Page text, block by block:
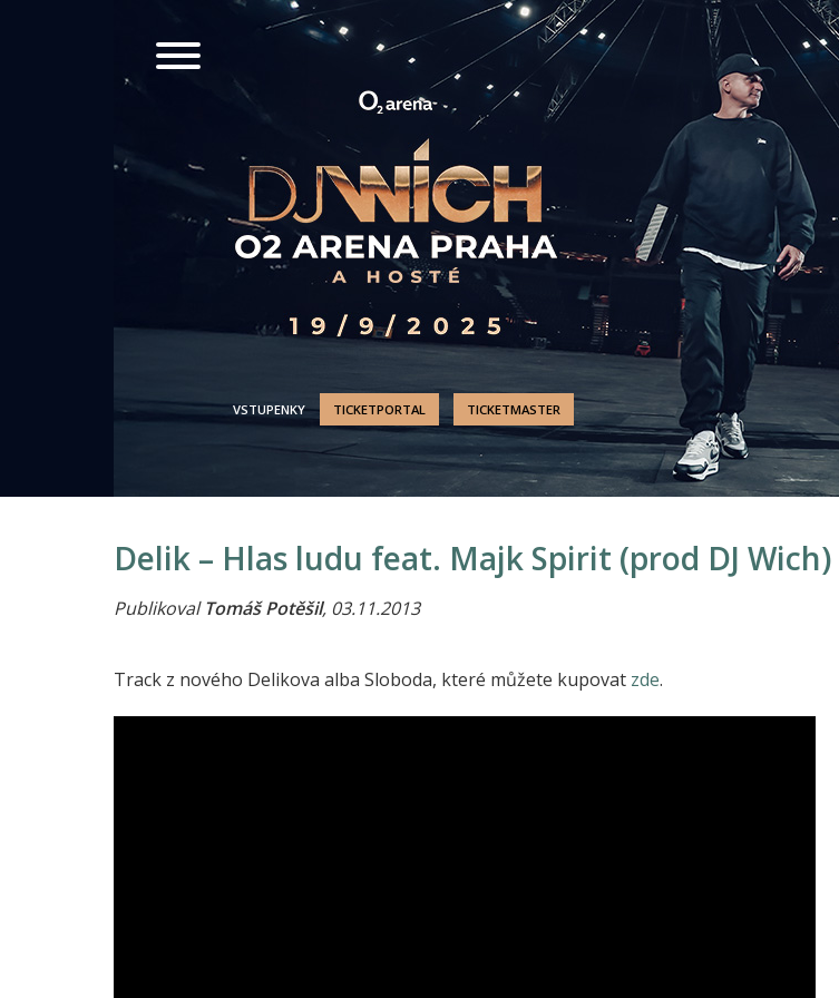
VSTUPENKY TICKETPORTAL TICKETMASTER
Delik – Hlas ludu feat. Majk Spirit (prod DJ Wich)
PublikovalTomáš Potěšil, 03.11.2013
Track z nového Delikova alba Sloboda, které můžete kupovat zde.